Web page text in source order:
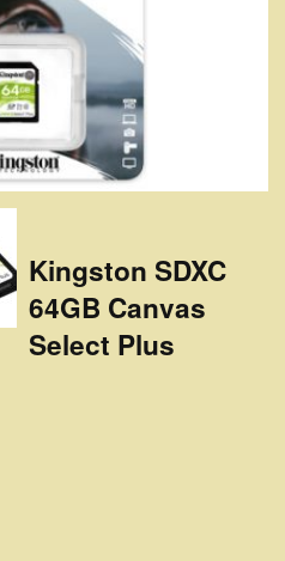
Kingston SDXC
64GB Canvas
Select Plus